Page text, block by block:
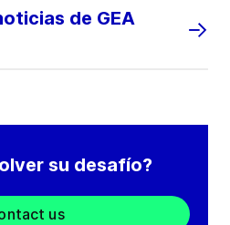
de GEA
su desafío?
us